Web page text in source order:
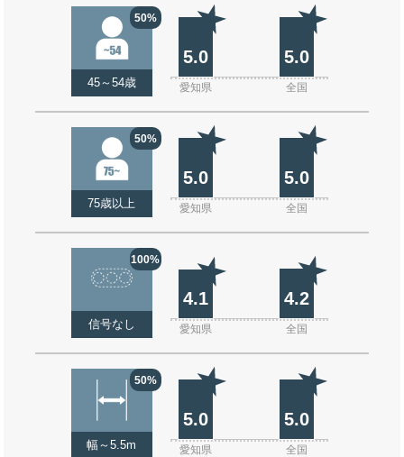
50%
45～54歳
5.0 5.0
愛知県 全国
50%
75歳以上
5.0 5.0
愛知県 全国
100%
信号なし
4.1 4.2
愛知県 全国
50%
幅～5.5m
5.0 5.0
愛知県 全国